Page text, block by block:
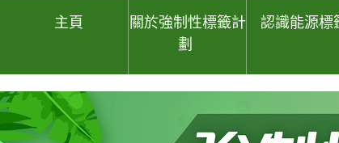
主頁
關於強制性標籤計
劃
認識能源標